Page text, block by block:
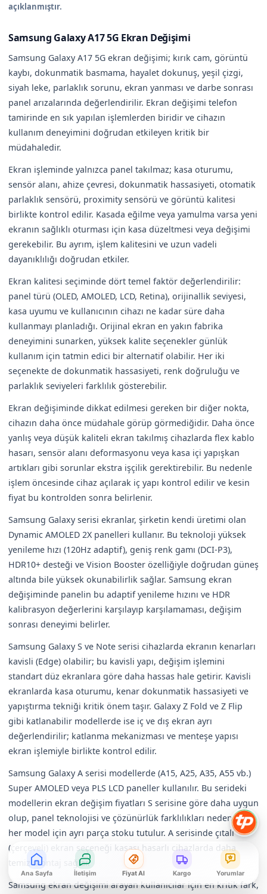
açıklanmıştır.
Samsung Galaxy A17 5G Ekran Değişimi
Samsung Galaxy A17 5G ekran değişimi; kırık cam, görüntü
kaybı, dokunmatik basmama, hayalet dokunuş, yeşil çizgi,
siyah leke, parlaklık sorunu, ekran yanması ve darbe sonrası
panel arızalarında değerlendirilir. Ekran değişimi telefon
tamirinde en sık yapılan işlemlerden biridir ve cihazın
kullanım deneyimini doğrudan etkileyen kritik bir
müdahaledir.
Ekran işleminde yalnızca panel takılmaz; kasa oturumu,
sensör alanı, ahize çevresi, dokunmatik hassasiyeti, otomatik
parlaklık sensörü, proximity sensörü ve görüntü kalitesi
birlikte kontrol edilir. Kasada eğilme veya yamulma varsa yeni
ekranın sağlıklı oturması için kasa düzeltmesi veya değişimi
gerekebilir. Bu ayrım, işlem kalitesini ve uzun vadeli
dayanıklılığı doğrudan etkiler.
Ekran kalitesi seçiminde dört temel faktör değerlendirilir:
panel türü (OLED, AMOLED, LCD, Retina), orijinallik seviyesi,
kasa uyumu ve kullanıcının cihazı ne kadar süre daha
kullanmayı planladığı. Orijinal ekran en yakın fabrika
deneyimini sunarken, yüksek kalite seçenekler günlük
kullanım için tatmin edici bir alternatif olabilir. Her iki
seçenekte de dokunmatik hassasiyeti, renk doğruluğu ve
parlaklık seviyeleri farklılık gösterebilir.
Ekran değişiminde dikkat edilmesi gereken bir diğer nokta,
cihazın daha önce müdahale görüp görmediğidir. Daha önce
yanlış veya düşük kaliteli ekran takılmış cihazlarda flex kablo
hasarı, sensör alanı deformasyonu veya kasa içi yapışkan
artıkları gibi sorunlar ekstra işçilik gerektirebilir. Bu nedenle
işlem öncesinde cihaz açılarak iç yapı kontrol edilir ve kesin
fiyat bu kontrolden sonra belirlenir.
Samsung Galaxy serisi ekranlar, şirketin kendi üretimi olan
Dynamic AMOLED 2X panelleri kullanır. Bu teknoloji yüksek
yenileme hızı (120Hz adaptif), geniş renk gamı (DCI-P3),
HDR10+ desteği ve Vision Booster özelliğiyle doğrudan güneş
altında bile yüksek okunabilirlik sağlar. Samsung ekran
değişiminde panelin bu adaptif yenileme hızını ve HDR
kalibrasyon değerlerini karşılayıp karşılamaması, değişim
sonrası deneyimi belirler.
Samsung Galaxy S ve Note serisi cihazlarda ekranın kenarları
kavisli (Edge) olabilir; bu kavisli yapı, değişim işlemini
standart düz ekranlara göre daha hassas hale getirir. Kavisli
ekranlarda kasa oturumu, kenar dokunmatik hassasiyeti ve
yapıştırma tekniği kritik önem taşır. Galaxy Z Fold ve Z Flip
gibi katlanabilir modellerde ise iç ve dış ekran ayrı
değerlendirilir; katlanma mekanizması ve menteşe yapısı
ekran işlemiyle birlikte kontrol edilir.
Samsung Galaxy A serisi modellerde (A15, A25, A35, A55 vb.)
Super AMOLED veya PLS LCD paneller kullanılır. Bu serideki
modellerin ekran değişim fiyatları S serisine göre daha uygun
olup, panel teknolojisi ve çözünürlük farklılıkları nedeniyle
her model için ayrı parça stoku tutulur. A serisinde çıtalı
(çerçeveli) ekran seçeneği kasası hasarlı cihazlarda daha
temiz montaj sağlar.
Samsung ekran değişimi arayan kullanıcılar için en kritik fark,
Ana Sayfa İletişim Fiyat Al Kargo Yorumlar